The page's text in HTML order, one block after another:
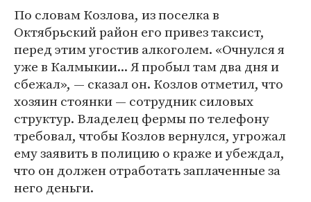
По словам Козлова, из поселка в
Октябрьский район его привез таксист,
перед этим угостив алкоголем. «Очнулся я
уже в Калмыкии... Я пробыл там два дня и
сбежал», — сказал он. Козлов отметил, что
хозяин стоянки — сотрудник силовых
структур. Владелец фермы по телефону
требовал, чтобы Козлов вернулся, угрожал
ему заявить в полицию о краже и убеждал,
что он должен отработать заплаченные за
него деньги.